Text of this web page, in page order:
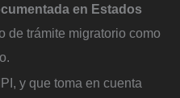
en Estados
de trámite migratorio como
y que toma en cuenta